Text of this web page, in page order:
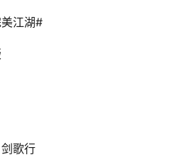
江湖#
剑歌行